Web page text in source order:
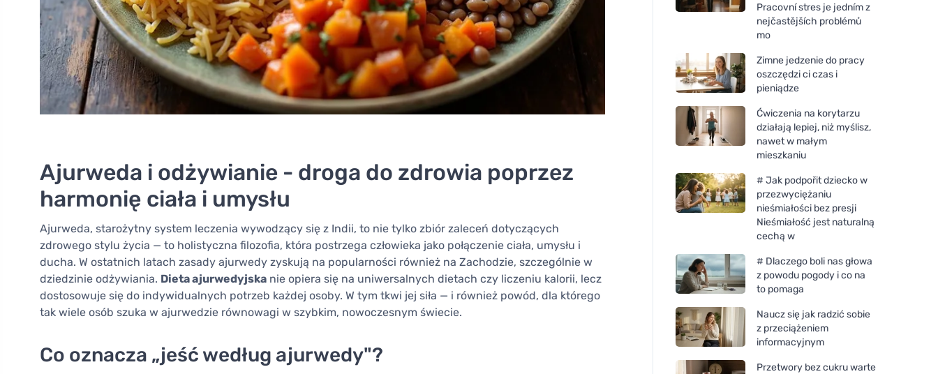
Ajurweda i odżywianie - droga do zdrowia poprzez
harmonię ciała i umysłu
Ajurweda, starożytny system leczenia wywodzący się z Indii, to nie tylko zbiór zaleceń dotyczących
zdrowego stylu życia — to holistyczna filozofia, która postrzega człowieka jako połączenie ciała, umysłu i
ducha. W ostatnich latach zasady ajurwedy zyskują na popularności również na Zachodzie, szczególnie w
dziedzinie odżywiania. Dieta ajurwedyjska nie opiera się na uniwersalnych dietach czy liczeniu kalorii, lecz
dostosowuje się do indywidualnych potrzeb każdej osoby. W tym tkwi jej siła — i również powód, dla którego
tak wiele osób szuka w ajurwedzie równowagi w szybkim, nowoczesnym świecie.
Co oznacza „jeść według ajurwedy"?
Pracovní stres je jedním z
nejčastějších problémů
mo
Zimne jedzenie do pracy
oszczędzi ci czas i
pieniądze
Ćwiczenia na korytarzu
działają lepiej, niż myślisz,
nawet w małym
mieszkaniu
# Jak podpořit dziecko w
przezwyciężaniu
nieśmiałości bez presji
Nieśmiałość jest naturalną
cechą w
# Dlaczego boli nas głowa
z powodu pogody i co na
to pomaga
Naucz się jak radzić sobie
z przeciążeniem
informacyjnym
Przetwory bez cukru warte